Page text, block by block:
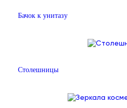
Бачок к унитазу
Столешницы